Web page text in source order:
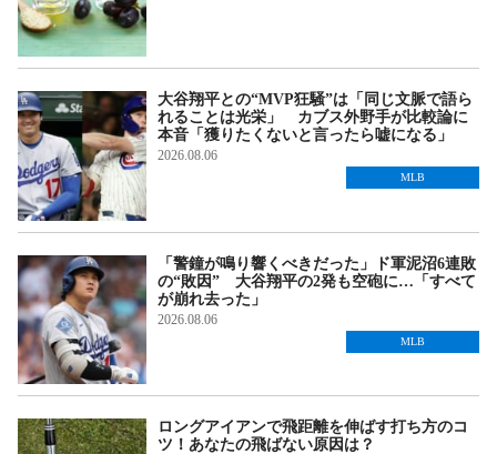
大谷翔平との“MVP狂騒”は「同じ文脈で語ら
れることは光栄」 カブス外野手が比較論に
本音「獲りたくないと言ったら嘘になる」
2026.08.06
MLB
「警鐘が鳴り響くべきだった」ド軍泥沼6連敗
の“敗因” 大谷翔平の2発も空砲に…「すべて
が崩れ去った」
2026.08.06
MLB
ロングアイアンで飛距離を伸ばす打ち方のコ
ツ！あなたの飛ばない原因は？